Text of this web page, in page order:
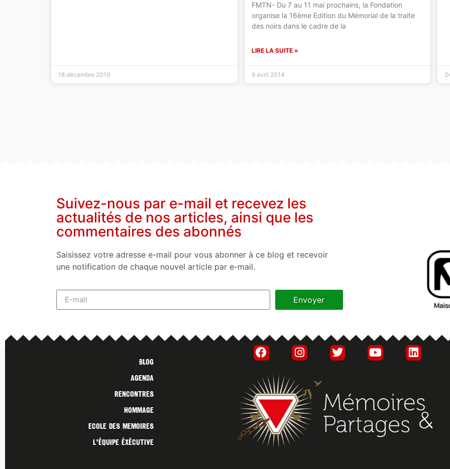
18 décembre 2019
FMTN- Du 7 au 11 mai prochains, la Fondation
organise la 16ème Edition du Mémorial de la traite
des noirs dans le cadre de la
LIRE LA SUITE »
9 avril 2014
Suivez-nous par e-mail et recevez les
actualités de nos articles, ainsi que les
commentaires des abonnés
Saisissez votre adresse e-mail pour vous abonner à ce blog et recevoir
une notification de chaque nouvel article par e-mail.
Envoyer
Blog
Agenda
Rencontres
Hommage
Ecole des Memoires
L’ÉQUIPE ÉXÉCUTIVE